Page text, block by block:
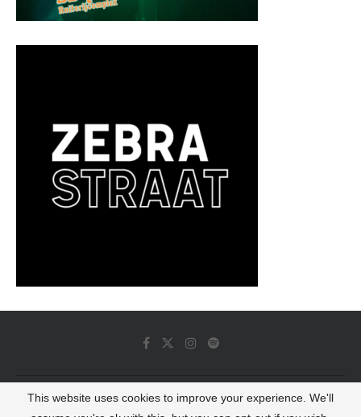
© 2022 - Luminous Dash All Rights Reserved
This website uses cookies to improve your experience. We'll